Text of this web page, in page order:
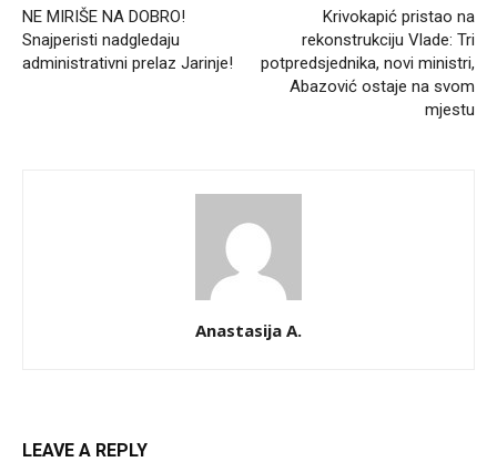
NE MIRIŠE NA DOBRO!
Snajperisti nadgledaju
administrativni prelaz Jarinje!
Krivokapić pristao na
rekonstrukciju Vlade: Tri
potpredsjednika, novi ministri,
Abazović ostaje na svom
mjestu
Anastasija A.
LEAVE A REPLY